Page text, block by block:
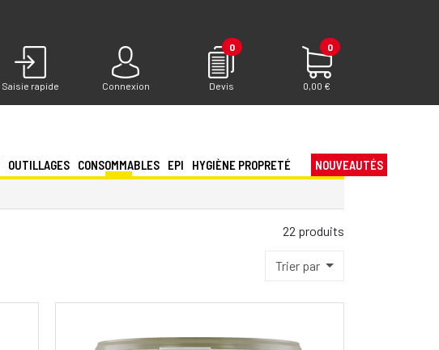
Saisie rapide Connexion
0
Devis
0
0,00 €
OUTILLAGES CONSOMMABLES EPI HYGIÈNE PROPRETÉ NOUVEAUTÉS
22 produits
Trier par